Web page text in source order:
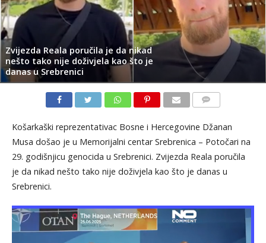
Zvijezda Reala poručila je da nikad
nešto tako nije doživjela kao što je
danas u Srebrenici
Košarkaški reprezentativac Bosne i Hercegovine Džanan
Musa došao je u Memorijalni centar Srebrenica – Potočari na
29. godišnjicu genocida u Srebrenici. Zvijezda Reala poručila
je da nikad nešto tako nije doživjela kao što je danas u
Srebrenici.